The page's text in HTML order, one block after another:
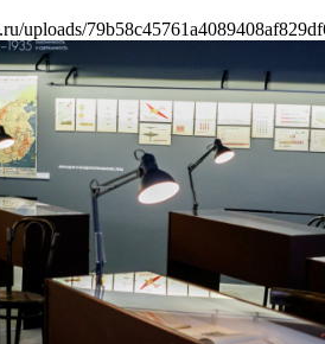
uploads/